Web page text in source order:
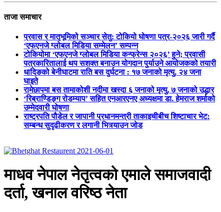
ताजा समाचार
प्रवास र मातृभूमिको सञ्चार सेतु: टोकियो घोषणा पत्र-२०२६ जारी गर्दै
‘एफएनजे ग्लोबल मिडिया सम्मेलन’ सम्पन्न
टोकियोमा ‘एफएनजे ग्लोबल मिडिया कन्फ्रेन्स २०२६’ हुने; प्रवासी
पत्रकारितालाई थप सशक्त बनाउन योगदान पुर्याउने आयोजकको तयारी
धादिङको बेनीघाटमा राति बस दुर्घटना : १७ जनाको मृत्यु, २४ जना
घाइते
रामेछापमा बस तामाकोशी नदीमा खस्दा ६ जनाको मृत्यु, ७ जनाको उद्धार
‘रिब्राण्डिङ्ग रोडम्याप’ सहित एनआरएनए अध्यक्षमा डा. हेमराज शर्माको
उम्मेदवारी घोषणा
राष्ट्रपति पौडेल र जापानी प्रधानमन्त्री ताकाइचीबीच शिष्टाचार भेट:
सम्बन्ध सुदृढीकरण र लगानी भित्र्याउन जोड
माधव नेपाल नेतृत्वको एमाले समाजवादी
दर्ता, खनाल वरिष्ठ नेता